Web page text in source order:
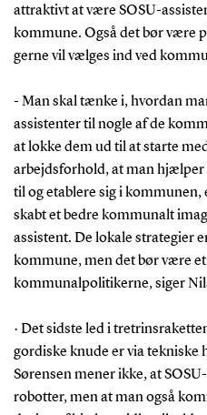
attraktivt at være SOSU-
kommune. Også det bør være
gerne vil vælges ind ved
- Man skal tænke i, hvordan
assistenter til nogle af de
at lokke dem ud til at starte
arbejdsforhold, at man
til og etablere sig i kommunen,
skabt et bedre kommunalt
assistent. De lokale strategier
kommune, men det bør være
kommunalpolitikerne, siger
· Det sidste led i
gordiske knude er via
Sørensen mener ikke, at
robotter, men at man også